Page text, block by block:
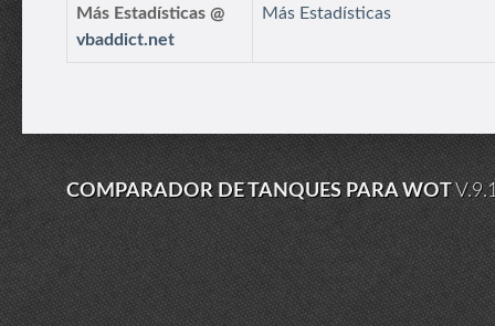
Más Estadísticas @
vbaddict.net
Más Estadísticas
COMPARADOR DE TANQUES PARA WOT